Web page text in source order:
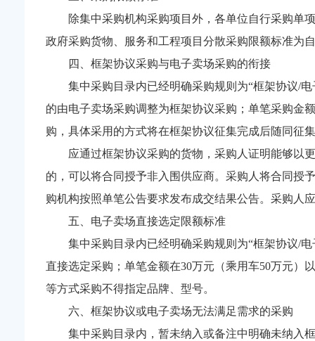
除集中采购机构采购项目外，各单位自行采购单
政府采购货物、服务和工程项目分散采购限额标准为
四、框架协议采购与电子卖场采购的衔接
集中采购目录内已经明确采购规则为“框架协议/
的由电子卖场采购调整为框架协议采购；单笔采购金
购，具体采用的方式将在框架协议征集完成后随同征
应通过框架协议采购的货物，采购人证明能够以
的，可以将合同授予非入围供应商。采购人将合同授
购机构按照单笔公告要求发布成交结果公告。采购人
五、电子卖场直接选定限额标准
集中采购目录内已经明确采购规则为“框架协议/
直接选定采购；单笔金额在30万元（乘用车50万元）
等方式采购不得指定品牌、型号。
六、框架协议或电子卖场无法满足需求的采购
集中采购目录内，暂未纳入或备注中明确未纳入